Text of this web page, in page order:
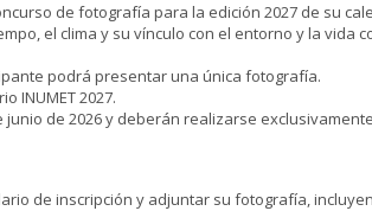
de fotografía para la edición 2027 de su
el clima y su vínculo con el entorno y la
podrá presentar una única fotografía.
INUMET 2027.
de 2026 y deberán realizarse
de inscripción y adjuntar su fotografía,